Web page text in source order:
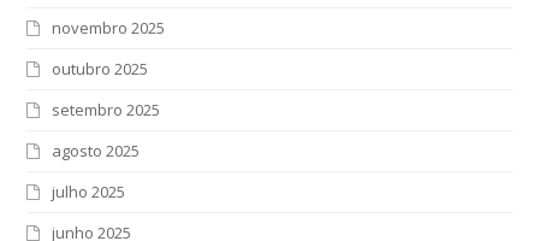
novembro 2025
outubro 2025
setembro 2025
agosto 2025
julho 2025
junho 2025